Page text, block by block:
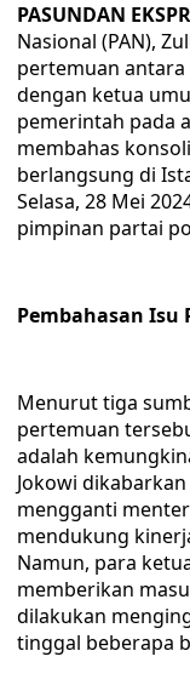
PASUNDAN
Nasional (PAN),
pertemuan antara
dengan ketua
pemerintah pada
membahas
berlangsung di
Selasa, 28 Mei
pimpinan partai
Pembahasan Isu
Menurut tiga
pertemuan
adalah
Jokowi
mengganti
mendukung
Namun, para
memberikan
dilakukan
tinggal beberapa